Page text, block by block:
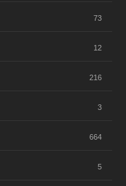
73
12
216
3
664
5